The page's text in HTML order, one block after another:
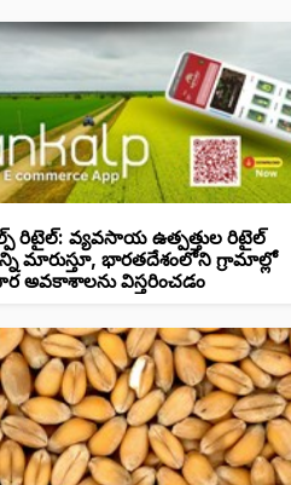
రిటైల్: వ్యవసాయ ఉత్పత్తుల రిటైల్
మారుస్తూ, భారతదేశంలోని గ్రామాల్లో
అవకాశాలను విస్తరించడం